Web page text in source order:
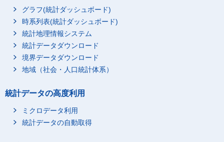
グラフ(統計ダッシュボード)
時系列表(統計ダッシュボード)
統計地理情報システム
統計データダウンロード
境界データダウンロード
地域（社会・人口統計体系）
統計データの高度利用
ミクロデータ利用
統計データの自動取得